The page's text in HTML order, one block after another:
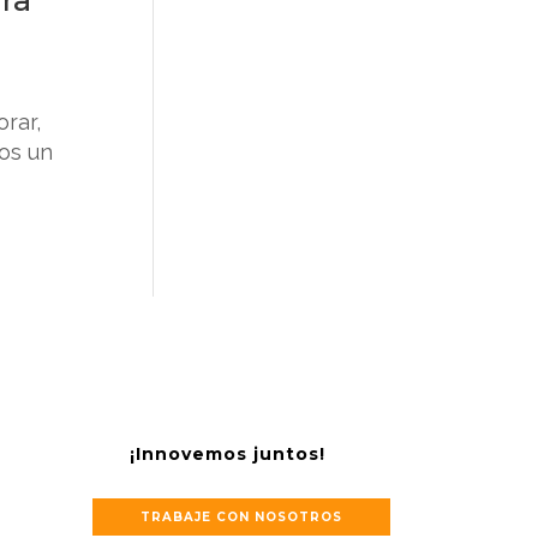
un
¡Innovemos juntos!
TRABAJE CON NOSOTROS